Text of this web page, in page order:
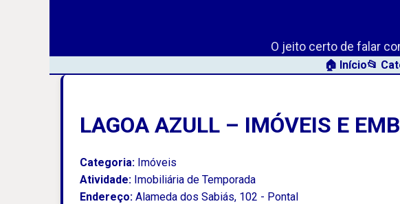
O jeito certo de falar
🏠 Início📂
LAGOA AZULL – IMÓVEIS E
Categoria: Imóveis
Atividade: Imobiliária de Temporada
Endereço: Alameda dos Sabiás, 102 - Pontal